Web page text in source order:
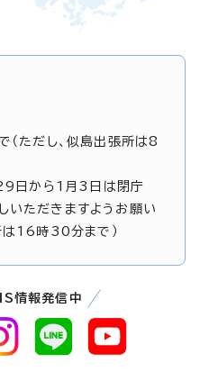
ただし、似島出張所は8
日から1月3日は閉庁
いただきますようお願い
は16時30分まで）
情報発信中